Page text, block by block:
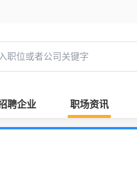
聘企业 职场资讯